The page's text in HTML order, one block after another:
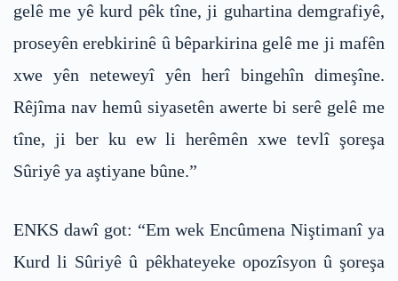
gelê me yê kurd pêk tîne, ji guhartina demgrafiyê,
proseyên erebkirinê û bêparkirina gelê me ji mafên
xwe yên neteweyî yên herî bingehîn dimeşîne.
Rêjîma nav hemû siyasetên awerte bi serê gelê me
tîne, ji ber ku ew li herêmên xwe tevlî şoreşa
Sûriyê ya aştiyane bûne.”
ENKS dawî got: “Em wek Encûmena Niştimanî ya
Kurd li Sûriyê û pêkhateyeke opozîsyon û şoreşa